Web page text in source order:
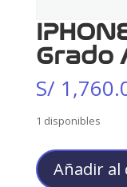
Grado
S/
1 disponibles
IPHONE
15
Añadir al